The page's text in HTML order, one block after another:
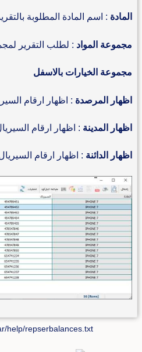
المادة : اسم المادة المطلوبة
مجموعة المواد : لطلب التقرير
مجموعة الخيارات بالاسفل
اظهار المرصدة : اظهار ارقام
اظهار المدينة : اظهار ارقام
اظهار الدائنة : اظهار ارقام
help/repserbalances.txt